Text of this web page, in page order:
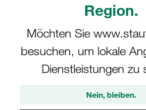
Region.
Möchten Sie
besuchen, um lokale
Dienstleistungen zu
Nein, bleiben.